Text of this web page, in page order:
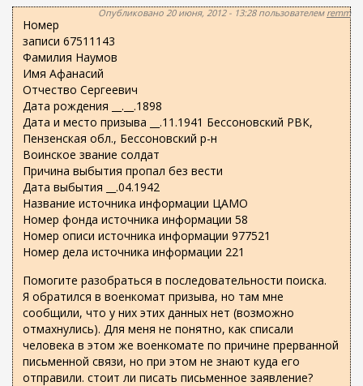
п
о
и
с
к
а
Опубликовано 20 июня, 2012 - 13:28 пользователем remm
Номер
записи 67511143
Фамилия Наумов
Имя Афанасий
Отчество Сергеевич
Дата рождения __.__.1898
Дата и место призыва __.11.1941 Бессоновский РВК,
Пензенская обл., Бессоновский р-н
Воинское звание солдат
Причина выбытия пропал без вести
Дата выбытия __.04.1942
Название источника информации ЦАМО
Номер фонда источника информации 58
Номер описи источника информации 977521
Номер дела источника информации 221
Помогите разобраться в последовательности поиска.
Я обратился в военкомат призыва, но там мне
сообщили, что у них этих данных нет (возможно
отмахнулись). Для меня не понятно, как списали
человека в этом же военкомате по причине прерванной
письменной связи, но при этом не знают куда его
отправили. стоит ли писать письменное заявление?